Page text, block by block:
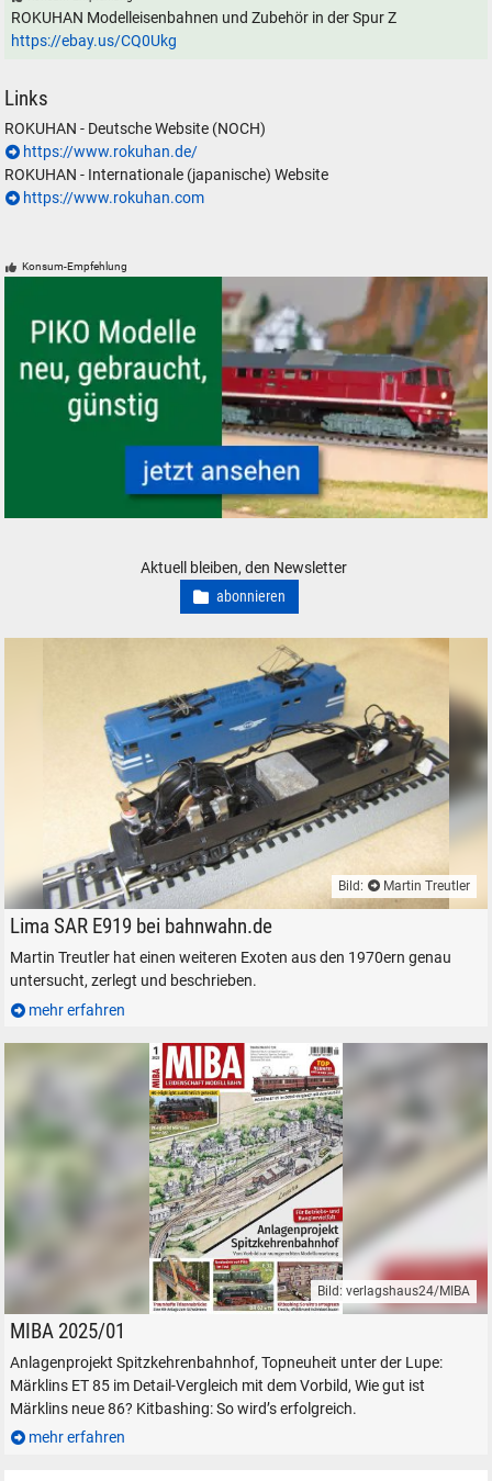
ROKUHAN Modelleisenbahnen und Zubehör in der Spur Z
https://ebay.us/CQ0Ukg
Links
ROKUHAN - Deutsche Website (NOCH)
https://www.rokuhan.de/
ROKUHAN - Internationale (japanische) Website
https://www.rokuhan.com
Konsum-Empfehlung
Aktuell bleiben, den Newsletter
abonnieren
Lima SAR E919 bei bahnwahn.de
Bild: Martin Treutler
Lima SAR E919 bei bahnwahn.de
Martin Treutler hat einen weiteren Exoten aus den 1970ern genau
untersucht, zerlegt und beschrieben.
mehr erfahren
MIBA Leidenschaft Modellbahn 2025/01 Anlageprojekt
Bild: verlagshaus24/MIBA
MIBA 2025/01
Anlagenprojekt Spitzkehrenbahnhof, Topneuheit unter der Lupe:
Märklins ET 85 im Detail-Vergleich mit dem Vorbild, Wie gut ist
Märklins neue 86? Kitbashing: So wird’s erfolgreich.
mehr erfahren